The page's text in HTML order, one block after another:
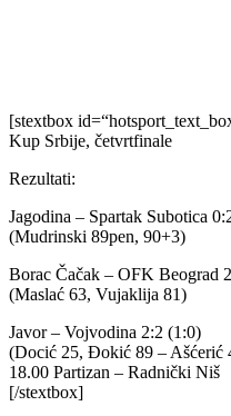
[stextbox
Kup Srbije, četvrtfinale
Rezultati:
Jagodina – Spartak Subotica
(Mudrinski 89pen, 90+3)
Borac Čačak – OFK Beograd
(Maslać 63, Vujaklija 81)
Javor – Vojvodina 2:2 (1:0)
(Docić 25, Đokić 89 – Ašćerić
18.00 Partizan – Radnički Niš
[/stextbox]